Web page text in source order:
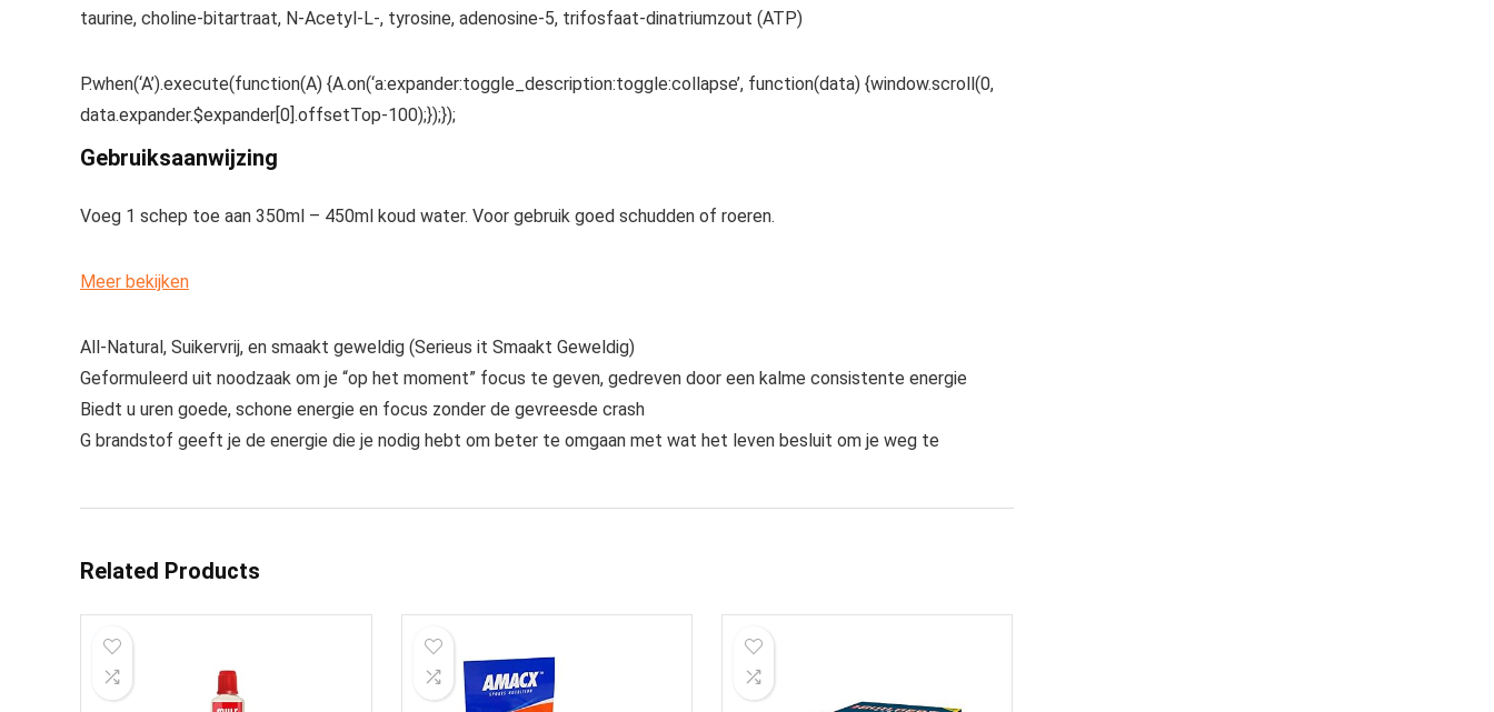
taurine, choline-bitartraat, N-Acetyl-L-, tyrosine, adenosine-5, trifosfaat-dinatriumzout (ATP)
P.when(‘A’).execute(function(A) {A.on(‘a:expander:toggle_description:toggle:collapse’, function(data) {window.scroll(0,
data.expander.$expander[0].offsetTop-100);});});
Gebruiksaanwijzing
Voeg 1 schep toe aan 350ml – 450ml koud water. Voor gebruik goed schudden of roeren.
Meer bekijken
All-Natural, Suikervrij, en smaakt geweldig (Serieus it Smaakt Geweldig)
Geformuleerd uit noodzaak om je “op het moment” focus te geven, gedreven door een kalme consistente energie
Biedt u uren goede, schone energie en focus zonder de gevreesde crash
G brandstof geeft je de energie die je nodig hebt om beter te omgaan met wat het leven besluit om je weg te
Related Products